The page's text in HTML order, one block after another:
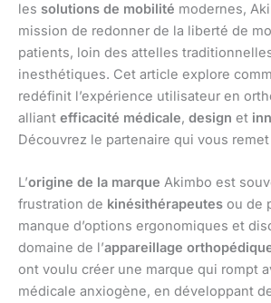
les solutions de mobilité modernes,
mission de redonner de la liberté de
patients, loin des attelles
inesthétiques. Cet article explore
redéfinit l’expérience utilisateur en
alliant efficacité médicale, design et
Découvrez le partenaire qui vous
L’origine de la marque Akimbo est
frustration de kinésithérapeutes ou de
manque d’options ergonomiques et
domaine de l’appareillage
ont voulu créer une marque qui rompt
médicale anxiogène, en développant